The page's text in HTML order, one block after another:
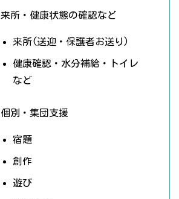
来所・健康状態の確認など
来所(送迎・保護者お送り)
健康確認・水分補給・トイレ
など
個別・集団支援
宿題
創作
遊び